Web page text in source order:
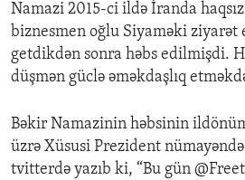
Namazi 2015-ci ildə İranda
biznesmen oğlu Siyaməki ziyarət
getdikdən sonra həbs edilmişdi.
düşmən güclə əməkdaşlıq
Bəkir Namazinin həbsinin
üzrə Xüsusi Prezident
tvitterdə yazıb ki, “Bu gün